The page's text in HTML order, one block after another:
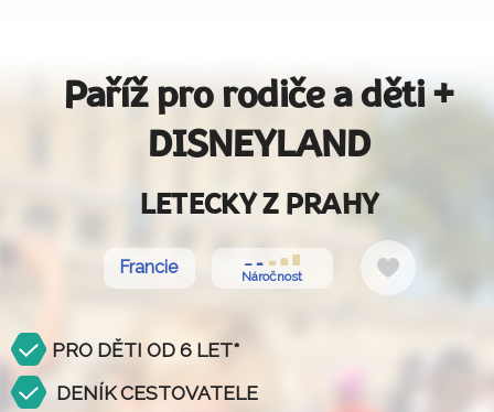
Paříž pro rodiče a děti +
DISNEYLAND
LETECKY Z PRAHY
Francie Náročnost
Do
PRO DĚTI OD 6 LET*
DENÍK CESTOVATELE